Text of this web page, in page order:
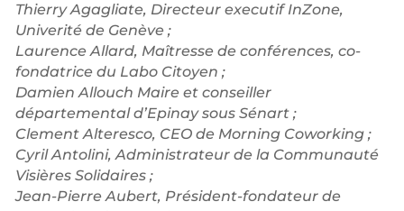
Thierry Agagliate, Directeur executif InZone,
Univerité de Genève ;
Laurence Allard, Maîtresse de conférences, co-
fondatrice du Labo Citoyen ;
Damien Allouch Maire et conseiller
départemental d’Epinay sous Sénart ;
Clement Alteresco, CEO de Morning Coworking ;
Cyril Antolini, Administrateur de la Communauté
Visières Solidaires ;
Jean-Pierre Aubert, Président-fondateur de